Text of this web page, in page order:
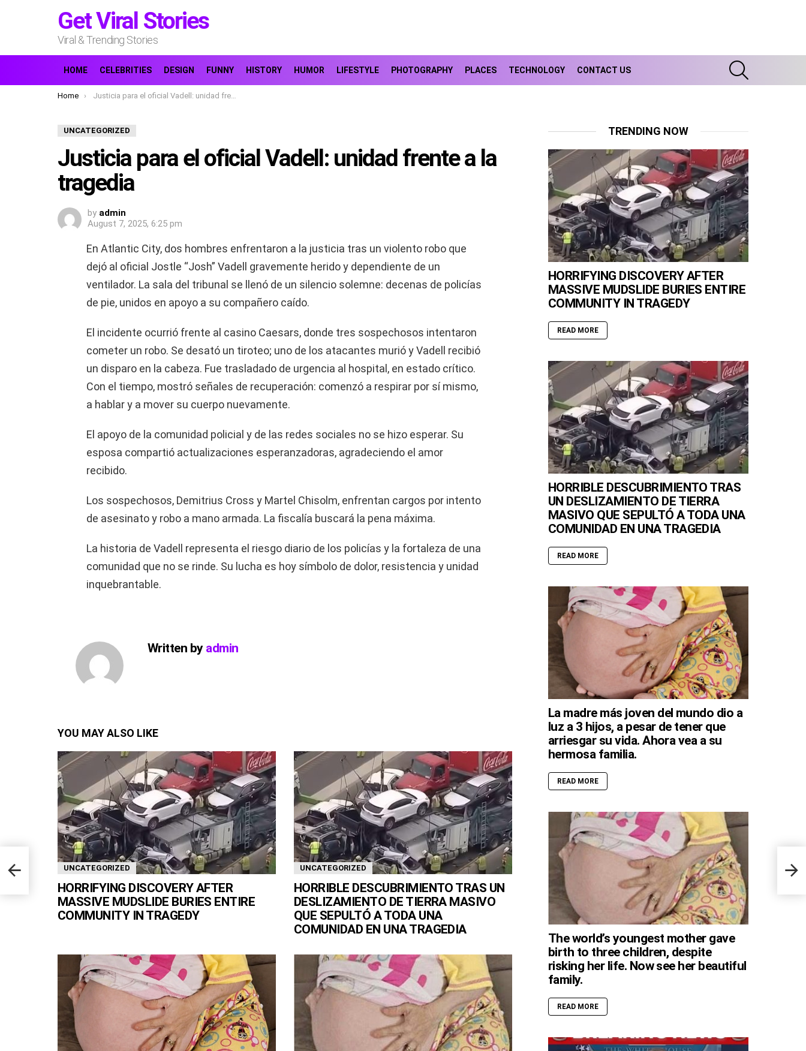
Get Viral Stories
Viral & Trending Stories
HOME CELEBRITIES DESIGN FUNNY HISTORY HUMOR LIFESTYLE PHOTOGRAPHY PLACES TECHNOLOGY CONTACT US
You are here:
Home Justicia para el oficial Vadell: unidad frente a la tragedia
UNCATEGORIZED
Justicia para el oficial Vadell: unidad frente a la
tragedia
by admin
August 7, 2025, 6:25 pm
En Atlantic City, dos hombres enfrentaron a la justicia tras un violento robo que
dejó al oficial Jostle “Josh” Vadell gravemente herido y dependiente de un
ventilador. La sala del tribunal se llenó de un silencio solemne: decenas de policías
de pie, unidos en apoyo a su compañero caído.
El incidente ocurrió frente al casino Caesars, donde tres sospechosos intentaron
cometer un robo. Se desató un tiroteo; uno de los atacantes murió y Vadell recibió
un disparo en la cabeza. Fue trasladado de urgencia al hospital, en estado crítico.
Con el tiempo, mostró señales de recuperación: comenzó a respirar por sí mismo,
a hablar y a mover su cuerpo nuevamente.
El apoyo de la comunidad policial y de las redes sociales no se hizo esperar. Su
esposa compartió actualizaciones esperanzadoras, agradeciendo el amor
recibido.
Los sospechosos, Demitrius Cross y Martel Chisolm, enfrentan cargos por intento
de asesinato y robo a mano armada. La fiscalía buscará la pena máxima.
La historia de Vadell representa el riesgo diario de los policías y la fortaleza de una
comunidad que no se rinde. Su lucha es hoy símbolo de dolor, resistencia y unidad
inquebrantable.
Written by admin
YOU MAY ALSO LIKE
UNCATEGORIZED
HORRIFYING DISCOVERY AFTER
MASSIVE MUDSLIDE BURIES ENTIRE
COMMUNITY IN TRAGEDY
UNCATEGORIZED
HORRIBLE DESCUBRIMIENTO TRAS UN
DESLIZAMIENTO DE TIERRA MASIVO
QUE SEPULTÓ A TODA UNA
COMUNIDAD EN UNA TRAGEDIA
TRENDING NOW
HORRIFYING DISCOVERY AFTER
MASSIVE MUDSLIDE BURIES ENTIRE
COMMUNITY IN TRAGEDY
READ MORE
HORRIBLE DESCUBRIMIENTO TRAS
UN DESLIZAMIENTO DE TIERRA
MASIVO QUE SEPULTÓ A TODA UNA
COMUNIDAD EN UNA TRAGEDIA
READ MORE
La madre más joven del mundo dio a
luz a 3 hijos, a pesar de tener que
arriesgar su vida. Ahora vea a su
hermosa familia.
READ MORE
The world’s youngest mother gave
birth to three children, despite
risking her life. Now see her beautiful
family.
READ MORE